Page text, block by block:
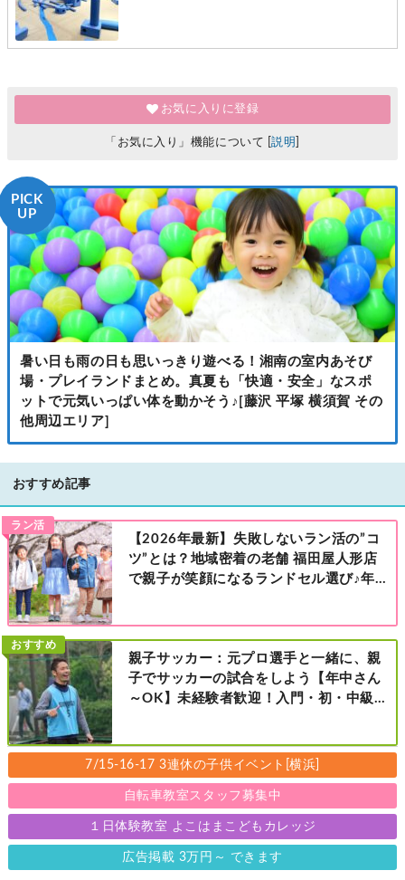
お気に入りに登録
「お気に入り」機能について [説明]
PICK
UP
暑い日も雨の日も思いっきり遊べる！湘南の室内あそび
場・プレイランドまとめ。真夏も「快適・安全」なスポ
ットで元気いっぱい体を動かそう♪[藤沢 平塚 横須賀 その
他周辺エリア]
おすすめ記事
ラン活
【2026年最新】失敗しないラン活の”コ
ツ”とは？地域密着の老舗 福田屋人形店
で親子が笑顔になるランドセル選び♪年
店・町田店・マルイファミリー溝口店］
おすすめ
親子サッカー：元プロ選手と一緒に、親
子でサッカーの試合をしよう【年中さん
～OK】未経験者歓迎！入門・初・中級の
7/15-16-17 3連休の子供イベント[横浜]
自転車教室スタッフ募集中
１日体験教室 よこはまこどもカレッジ
広告掲載 3万円～ できます